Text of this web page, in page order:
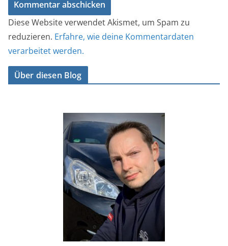
Diese Website verwendet Akismet, um Spam zu
reduzieren. Erfahre, wie deine Kommentardaten
verarbeitet werden.
Über diesen Blog